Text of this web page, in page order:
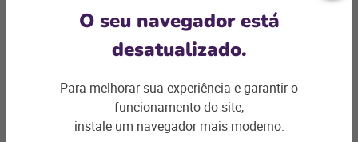
Confira o podcast que gravamos com duas grandes
especialistas em Franquias: Fabiana Estrela, Diretora
Executiva da Associação Brasileira de Franchising (ABF) e
Adriana Auriemo, Sócia-Fundadora da Nutty Bavarian, rede
e +500 pontos de venda. Clique no banner abaixo e assista
O seu navegador está
desatualizado.
Para melhorar sua experiência e garantir o
funcionamento do site,
instale um navegador mais moderno.